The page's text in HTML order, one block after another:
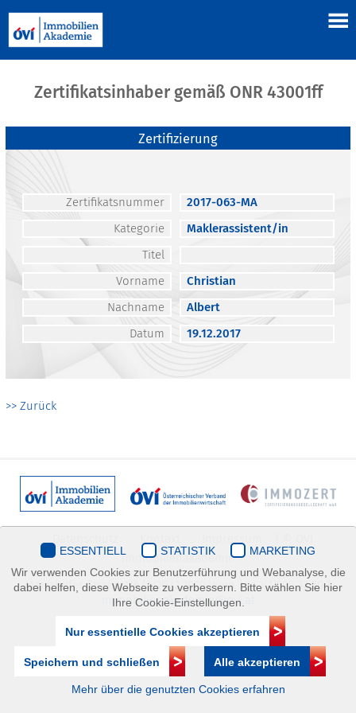
Zertifikatsinhaber gemäß ONR 43001ff
Zertifizierung
Zertifikatsnummer
2017-063-MA
Kategorie
Maklerassistent/in
Titel
Vorname
Christian
Nachname
Albert
Datum
19.12.2017
>> Zurück
Immobilienakademie
Mariahilfer Straße 116/2.OG/2 1070 Wien | +43(1)505 32 50 |
immobilienakademie@ovi.at
ESSENTIELL STATISTIK
MARKETING
Wir verwenden Cookies zur Benutzerführung und Webanalyse, die
dabei helfen, diese Webseite zu verbessern. Bitte wählen Sie hier
Ihre Cookie-Einstellungen.
Nur essentielle Cookies akzeptieren
Speichern und schließen Alle akzeptieren
Mehr über die genutzten Cookies erfahren